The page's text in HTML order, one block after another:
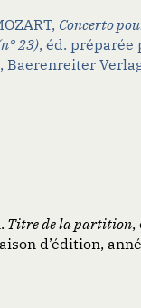
Concerto
23), éd. préparée
Baerenreiter
Titre de la partition,
d’édition,